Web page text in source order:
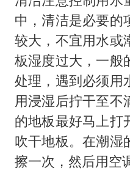
中，清洁是必要的
较大，不宜用水或
板湿度过大，一般
处理，遇到必须用
用浸湿后拧干至不
的地板最好马上打
吹干地板。在潮湿
擦一次，然后用空